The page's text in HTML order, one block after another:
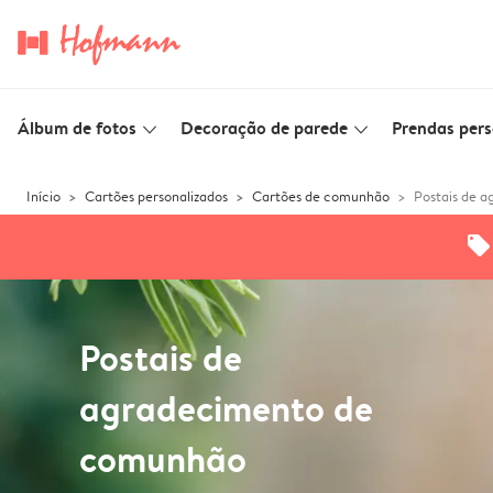
Álbum de fotos slim_arrow_down Decoração de parede slim_arrow_down Prendas
Início Cartões personalizados Cartões de comunhão Postais de
offers
Postais de
agradecimento de
comunhão